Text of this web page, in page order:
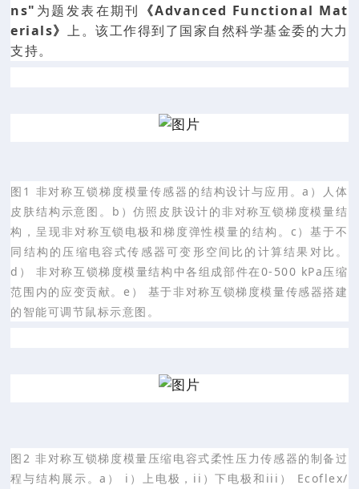
ns" 为题发表在期刊 《Advanced Functional Mat
erials》 上。该工作得到了国家自然科学基金委的大力
支持。
图1 非对称互锁梯度模量传感器的结构设计与应用。a）人体
皮肤结构示意图。b）仿照皮肤设计的非对称互锁梯度模量结
构，呈现非对称互锁电极和梯度弹性模量的结构。c）基于不
同结构的压缩电容式传感器可变形空间比的计算结果对比。
d） 非对称互锁梯度模量结构中各组成部件在0-500 kPa压缩
范围内的应变贡献。e） 基于非对称互锁梯度模量传感器搭建
的智能可调节鼠标示意图。
图2 非对称互锁梯度模量压缩电容式柔性压力传感器的制备过
程与结构展示。a） i）上电极，ii）下电极和iii） Ecoflex/